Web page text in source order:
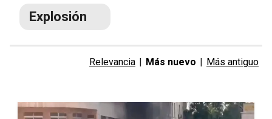
Explosión
Relevancia | Más nuevo | Más antiguo